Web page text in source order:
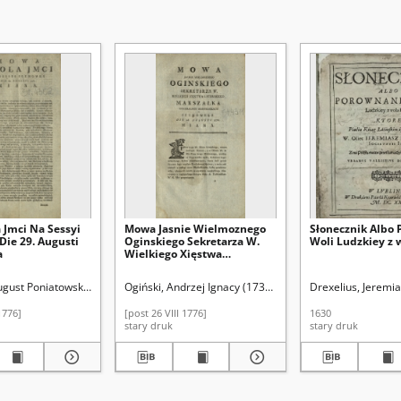
(16..-16..). Il. Schnops, Tomasz (16..-16..). Il.
Na Sessyi
29. Augusti
Poniatowski (król Polski ; 1732-1798)
Mowa Jasnie Wielmoznego
Oginskiego Sekretarza W.
Wielkiego Xięstwa
Seymowego. Die 26. Augusti
Ogiński, Andrzej Ignacy (1739/1740-1787)
[post 26 VIII 1776]
stary druk
Słonecznik Albo
Woli Ludzkiey z
Drexelius,
1630
stary druk